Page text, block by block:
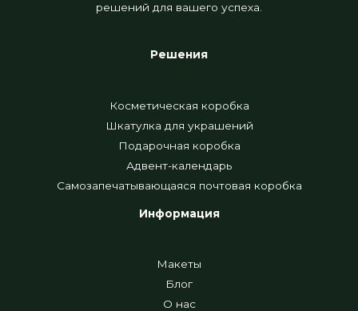
решений для вашего успеха.
Решения
Косметическая коробка
Шкатулка для украшений
Подарочная коробка
Адвент-календарь
Самозапечатывающаяся почтовая коробка
Информация
Макеты
Блог
О нас